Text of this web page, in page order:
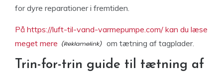
for dyre reparationer i fremtiden.
På https://luft-til-vand-varmepumpe.com/ kan du læse
meget mere
om tætning af tagplader.
Trin-for-trin guide til tætning af